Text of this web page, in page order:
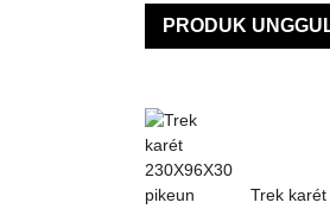
PRODUK
Trek karét